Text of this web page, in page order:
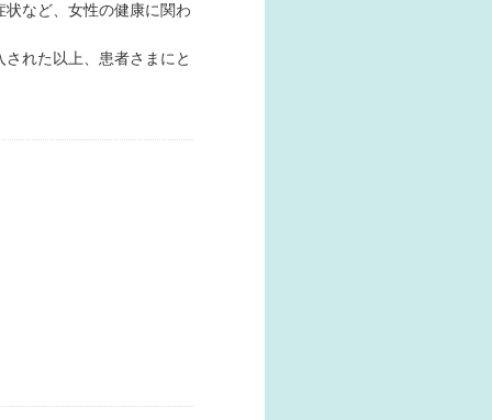
など、女性の健康に関わ
れた以上、患者さまにと